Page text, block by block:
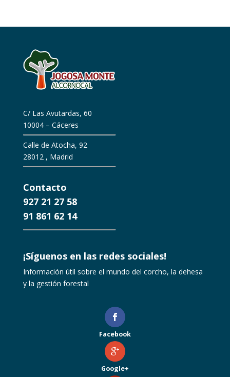
C/ Las Avutardas, 60
10004 – Cáceres
Calle de Atocha, 92
28012 , Madrid
Contacto
927 21 27 58
91 861 62 14
¡Síguenos en las redes sociales!
Información útil sobre el mundo del corcho, la dehesa
y la gestión forestal
Facebook
Google+